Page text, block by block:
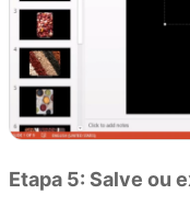
Etapa 5: Salve ou